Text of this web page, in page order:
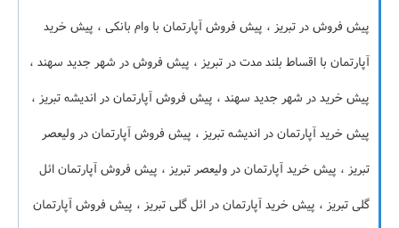
پیش فروش در تبریز ، پیش فروش آپارتمان با وام بانکی ، پیش خرید
آپارتمان با اقساط بلند مدت در تبریز ، پیش فروش در شهر جدید سهند ،
پیش خرید در شهر جدید سهند ، پیش فروش آپارتمان در اندیشه تبریز ،
پیش خرید آپارتمان در اندیشه تبریز ، پیش فروش آپارتمان در ولیعصر
تبریز ، پیش خرید آپارتمان در ولیعصر تبریز ، پیش فروش آپارتمان ائل
گلی تبریز ، پیش خرید آپارتمان در ائل گلی تبریز ، پیش فروش آپارتمان